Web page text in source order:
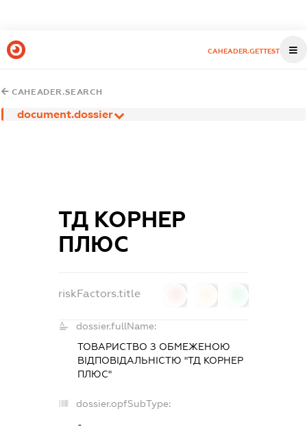
CAHEADER.GETTEST
CAHEADER.SEARCH
document.dossier
ТД КОРНЕР
ПЛЮС
riskFactors.title
dossier.fullName:
ТОВАРИСТВО З ОБМЕЖЕНОЮ
ВІДПОВІДАЛЬНІСТЮ "ТД КОРНЕР
ПЛЮС"
dossier.opfSubType:
-